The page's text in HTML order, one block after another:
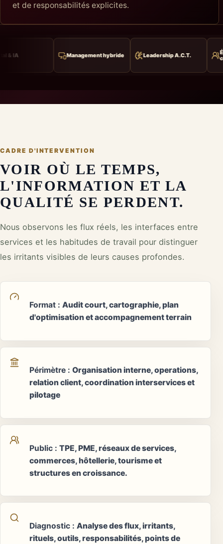
et de responsabilités explicites.
Management hybride Leadership A.C.T.
Équipes &
compétences
CADRE D'INTERVENTION
VOIR OÙ LE TEMPS,
L'INFORMATION ET LA
QUALITÉ SE PERDENT.
Nous observons les flux réels, les interfaces entre
services et les habitudes de travail pour distinguer
les irritants visibles de leurs causes profondes.
Format : Audit court, cartographie, plan
d'optimisation et accompagnement terrain
Périmètre : Organisation interne, operations,
relation client, coordination interservices et
pilotage
Public : TPE, PME, réseaux de services,
commerces, hôtellerie, tourisme et
structures en croissance.
Diagnostic : Analyse des flux, irritants,
rituels, outils, responsabilités, points de